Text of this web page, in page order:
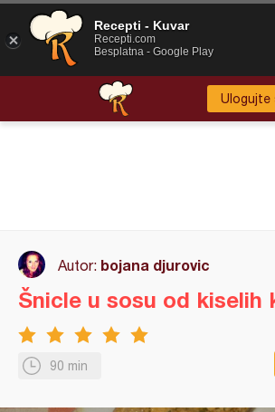
Ulogujte
Autor: bojana djurovic
90 min
Šnicle u sosu od kiselih
Recepti - Kuvar
Recepti.com
Besplatna - Google Play